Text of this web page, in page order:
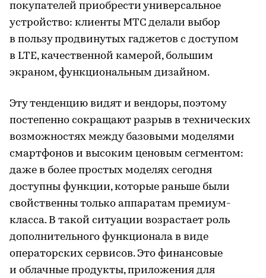
покупателей приобрести универсальное
устройство: клиенты МТС делали выбор
в пользу продвинутых гаджетов с доступом
в LTE, качественной камерой, большим
экраном, функциональным дизайном.
Эту тенденцию видят и вендоры, поэтому
постепенно сокращают разрыв в технических
возможностях между базовыми моделями
смартфонов и высоким ценовым сегментом:
даже в более простых моделях сегодня
доступны функции, которые раньше были
свойственны только аппаратам премиум-
класса. В такой ситуации возрастает роль
дополнительного функционала в виде
операторских сервисов. Это финансовые
и облачные продукты, приложения для